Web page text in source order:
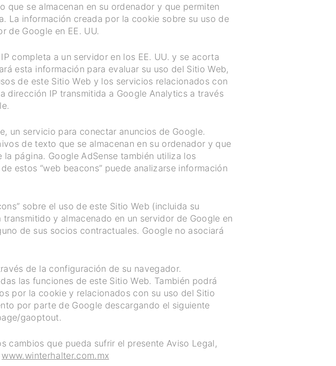
se almacenan en su ordenador y que permiten
La información creada por la cookie sobre su uso de
de Google en EE. UU.
completa a un servidor en los EE. UU. y se acorta
esta información para evaluar su uso del Sitio Web,
de este Sitio Web y los servicios relacionados con
dirección IP transmitida a Google Analytics a través
un servicio para conectar anuncios de Google.
de texto que se almacenan en su ordenador y que
página. Google AdSense también utiliza los
estos “web beacons” puede analizarse información
sobre el uso de este Sitio Web (incluida su
y almacenado en un servidor de Google en
de sus socios contractuales. Google no asociará
de la configuración de su navegador.
las funciones de este Sitio Web. También podrá
por la cookie y relacionados con su uso del Sitio
por parte de Google descargando el siguiente
gaoptout.
cambios que pueda sufrir el presente Aviso Legal,
www.winterhalter.com.mx